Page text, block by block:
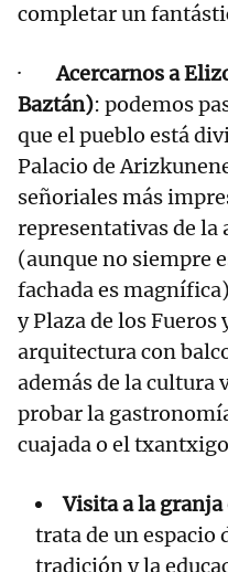
completar un
·Acercarnos a
Baztán): podemos
que el pueblo está
Palacio de
señoriales más
representativas de la
(aunque no siempre
fachada es
y Plaza de los
arquitectura con
además de la cultura
probar la
cuajada o el
Visita a la granja
trata de un espacio
tradición y la